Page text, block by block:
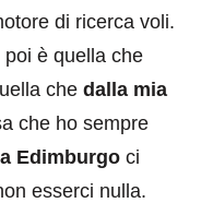
di ricerca voli.
è quella che
che dalla mia
che ho sempre
Edimburgo ci
esserci nulla.